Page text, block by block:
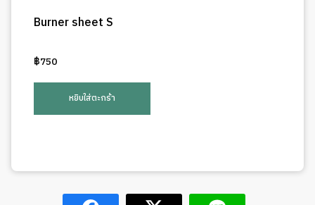
Burner sheet S
฿750
หยิบใส่ตะกร้า